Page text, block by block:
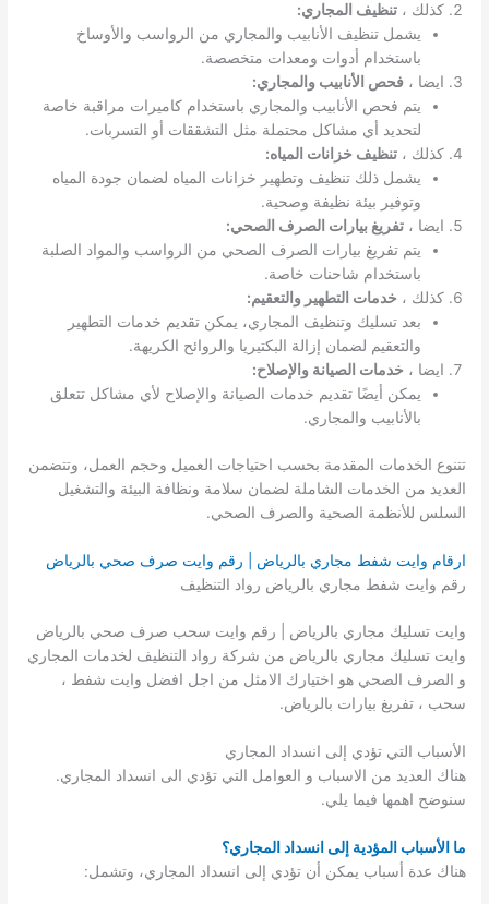
كذلك ،تنظيف المجاري:
يشمل تنظيف الأنابيب والمجاري من الرواسب والأوساخ
باستخدام أدوات ومعدات متخصصة.
ايضا ،فحص الأنابيب والمجاري:
يتم فحص الأنابيب والمجاري باستخدام كاميرات مراقبة خاصة
لتحديد أي مشاكل محتملة مثل التشققات أو التسربات.
كذلك ،تنظيف خزانات المياه:
يشمل ذلك تنظيف وتطهير خزانات المياه لضمان جودة المياه
وتوفير بيئة نظيفة وصحية.
ايضا ،تفريغ بيارات الصرف الصحي:
يتم تفريغ بيارات الصرف الصحي من الرواسب والمواد الصلبة
باستخدام شاحنات خاصة.
كذلك ، خدمات التطهير والتعقيم:
بعد تسليك وتنظيف المجاري، يمكن تقديم خدمات التطهير
والتعقيم لضمان إزالة البكتيريا والروائح الكريهة.
ايضا ، خدمات الصيانة والإصلاح:
يمكن أيضًا تقديم خدمات الصيانة والإصلاح لأي مشاكل تتعلق
بالأنابيب والمجاري.
تتنوع الخدمات المقدمة بحسب احتياجات العميل وحجم العمل، وتتضمن
العديد من الخدمات الشاملة لضمان سلامة ونظافة البيئة والتشغيل
السلس للأنظمة الصحية والصرف الصحي.
ارقام وايت شفط مجاري بالرياض | رقم وايت صرف صحي بالرياض
رقم وايت شفط مجاري بالرياض رواد التنظيف
وايت تسليك مجاري بالرياض | رقم وايت سحب صرف صحي بالرياض
وايت تسليك مجاري بالرياض من شركة رواد التنظيف لخدمات المجاري
و الصرف الصحي هو اختيارك الامثل من اجل افضل وايت شفط ،
سحب ، تفريغ بيارات بالرياض.
الأسباب التي تؤدي إلى انسداد المجاري
هناك العديد من الاسباب و العوامل التي تؤدي الى انسداد المجاري.
سنوضح اهمها فيما يلي.
ما الأسباب المؤدية إلى انسداد المجاري؟
هناك عدة أسباب يمكن أن تؤدي إلى انسداد المجاري، وتشمل: